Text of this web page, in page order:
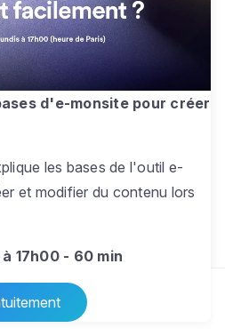
un site web sur-mesure,
sans limite pour
activité, votre passion
site dynamique
d'e-monsite pour créer
les bases de l'outil e-
et modifier du contenu lors
17h00 - 60 min